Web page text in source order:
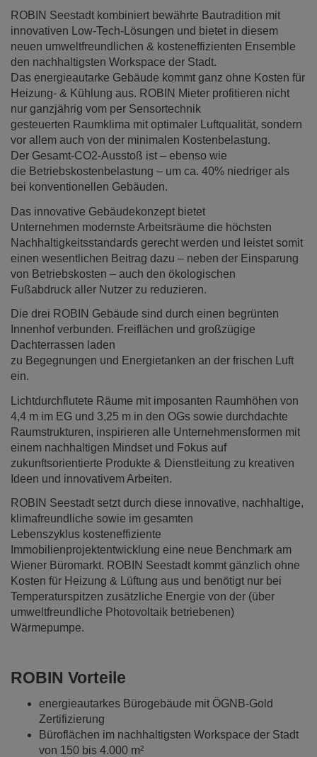
ROBIN Seestadt kombiniert bewährte Bautradition mit
innovativen Low-Tech-Lösungen und bietet in diesem
neuen umweltfreundlichen & kosteneffizienten Ensemble
den nachhaltigsten Workspace der Stadt.
Das energieautarke Gebäude kommt ganz ohne Kosten für
Heizung- & Kühlung aus. ROBIN Mieter profitieren nicht
nur ganzjährig vom per Sensortechnik
gesteuerten Raumklima mit optimaler Luftqualität, sondern
vor allem auch von der minimalen Kostenbelastung.
Der Gesamt-CO2-Ausstoß ist – ebenso wie
die Betriebskostenbelastung – um ca. 40% niedriger als
bei konventionellen Gebäuden.
Das innovative Gebäudekonzept bietet
Unternehmen modernste Arbeitsräume die höchsten
Nachhaltigkeitsstandards gerecht werden und leistet somit
einen wesentlichen Beitrag dazu – neben der Einsparung
von Betriebskosten – auch den ökologischen
Fußabdruck aller Nutzer zu reduzieren.
Die drei ROBIN Gebäude sind durch einen begrünten
Innenhof verbunden. Freiflächen und großzügige
Dachterrassen laden
zu Begegnungen und Energietanken an der frischen Luft
ein.
Lichtdurchflutete Räume mit imposanten Raumhöhen von
4,4 m im EG und 3,25 m in den OGs sowie durchdachte
Raumstrukturen, inspirieren alle Unternehmensformen mit
einem nachhaltigen Mindset und Fokus auf
zukunftsorientierte Produkte & Dienstleitung zu kreativen
Ideen und innovativem Arbeiten.
ROBIN Seestadt setzt durch diese innovative, nachhaltige,
klimafreundliche sowie im gesamten
Lebenszyklus kosteneffiziente
Immobilienprojektentwicklung eine neue Benchmark am
Wiener Büromarkt. ROBIN Seestadt kommt gänzlich ohne
Kosten für Heizung & Lüftung aus und benötigt nur bei
Temperaturspitzen zusätzliche Energie von der (über
umweltfreundliche Photovoltaik betriebenen)
Wärmepumpe.
ROBIN Vorteile
energieautarkes Bürogebäude mit ÖGNB-Gold
Zertifizierung
Büroflächen im nachhaltigsten Workspace der Stadt
von 150 bis 4.000 m²